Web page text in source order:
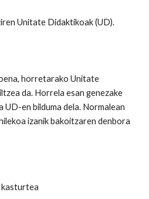
Unitate Didaktikoak (UD).
horretarako Unitate
da. Horrela esan genezake
en bilduma dela. Normalean
izanik bakoitzaren denbora